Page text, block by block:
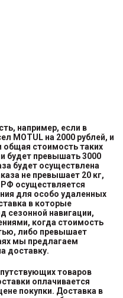
например, если в
MOTUL на 2000 рублей, и
общая стоимость таких
будет превышать 3000
будет осуществлена
не превышает 20 кг,
осуществляется
для особо удаленных
в которые
сезонной навигации,
когда стоимость
либо превышает
мы предлагаем
доставку.
товаров
оплачивается
покупки. Доставка в